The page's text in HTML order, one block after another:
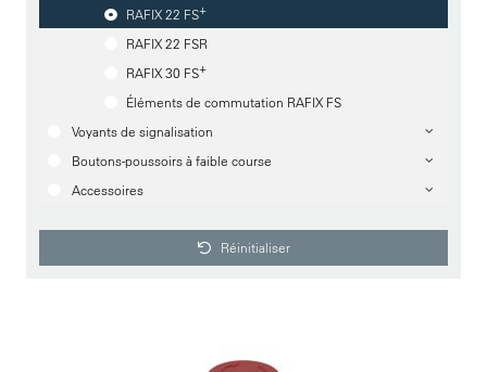
RAFIX 22 FS+
RAFIX 22 FSR
RAFIX 30 FS+
Éléments de commutation RAFIX FS
Voyants de signalisation
Boutons-poussoirs à faible course
Accessoires
Réinitialiser